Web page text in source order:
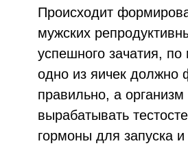
Происходит
мужских
успешного зачатия,
одно из яичек должно
правильно, а
вырабатывать
гормоны для запуска